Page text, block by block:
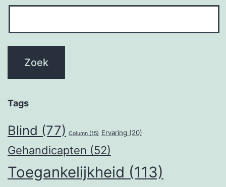
Tags
Blind (77) Column (15) Ervaring (20)
Gehandicapten (52)
Toegankelijkheid (113)